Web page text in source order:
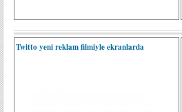
Twitto yeni reklam filmiyle ekranlarda